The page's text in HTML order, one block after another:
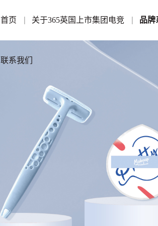
首页 关于365英国上市集团电竞 品牌
联系我们